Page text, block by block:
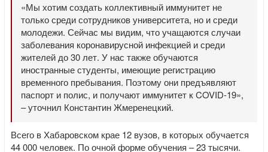
«Мы хотим создать коллективный иммунитет не
только среди сотрудников университета, но и среди
молодежи. Сейчас мы видим, что учащаются случаи
заболевания коронавирусной инфекцией и среди
жителей до 30 лет. У нас также обучаются
иностранные студенты, имеющие регистрацию
временного пребывания. Поэтому они предъявляют
паспорт и полис, и получают иммунитет к COVID-19»,
– уточнил Константин Жмеренецкий.
Всего в Хабаровском крае 12 вузов, в которых обучается
44 000 человек. По очной форме обучения – 23 тысячи.